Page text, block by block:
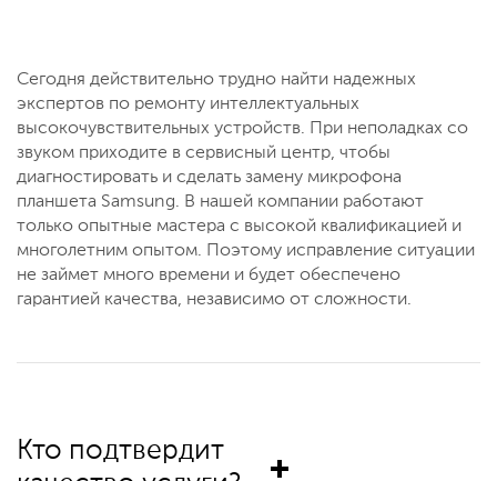
Сегодня действительно трудно найти надежных
экспертов по ремонту интеллектуальных
высокочувствительных устройств. При неполадках со
звуком приходите в сервисный центр, чтобы
диагностировать и сделать замену микрофона
планшета Samsung. В нашей компании работают
только опытные мастера с высокой квалификацией и
многолетним опытом. Поэтому исправление ситуации
не займет много времени и будет обеспечено
гарантией качества, независимо от сложности.
Кто подтвердит